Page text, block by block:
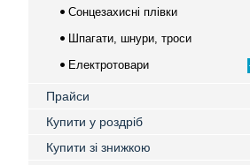
Сонцезахисні плівки
Шпагати, шнури, троси
Електротовари
Прайси
Купити у роздріб
Купити зі знижкою